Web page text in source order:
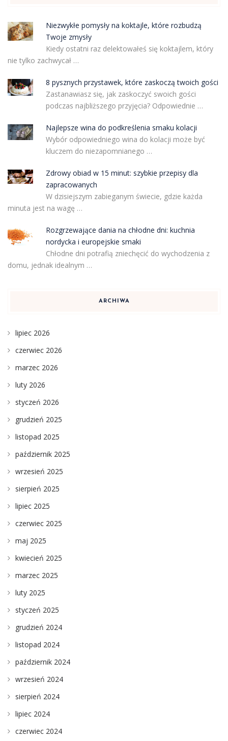
Niezwykłe pomysły na koktajle, które rozbudzą
Twoje zmysły
Kiedy ostatni raz delektowałeś się koktajlem, który
nie tylko zachwycał …
8 pysznych przystawek, które zaskoczą twoich gości
Zastanawiasz się, jak zaskoczyć swoich gości
podczas najbliższego przyjęcia? Odpowiednie …
Najlepsze wina do podkreślenia smaku kolacji
Wybór odpowiedniego wina do kolacji może być
kluczem do niezapomnianego …
Zdrowy obiad w 15 minut: szybkie przepisy dla
zapracowanych
W dzisiejszym zabieganym świecie, gdzie każda
minuta jest na wagę …
Rozgrzewające dania na chłodne dni: kuchnia
nordycka i europejskie smaki
Chłodne dni potrafią zniechęcić do wychodzenia z
domu, jednak idealnym …
ARCHIWA
lipiec 2026
czerwiec 2026
marzec 2026
luty 2026
styczeń 2026
grudzień 2025
listopad 2025
październik 2025
wrzesień 2025
sierpień 2025
lipiec 2025
czerwiec 2025
maj 2025
kwiecień 2025
marzec 2025
luty 2025
styczeń 2025
grudzień 2024
listopad 2024
październik 2024
wrzesień 2024
sierpień 2024
lipiec 2024
czerwiec 2024